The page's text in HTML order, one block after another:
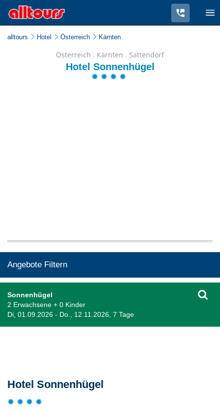
alltours Hotel Österreich Kärnten
Österreich . Kärnten . Sattendorf
Hotel Sonnenhügel
Angebote Filtern
Sonnenhügel
2 Erwachsene + 0 Kinder
Di, 01.09.2026 - Do., 12.11.2026, 7 Tage
Hotel Sonnenhügel